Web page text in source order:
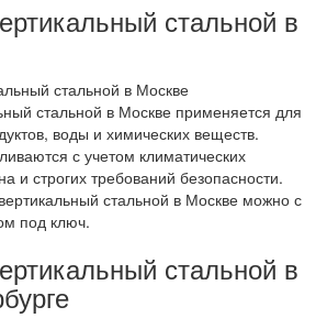
стальной в
стальной в Москве применяется для
воды и химических веществ.
с учетом климатических
и строгих требований безопасности.
стальной в Москве можно с
под ключ.
стальной в